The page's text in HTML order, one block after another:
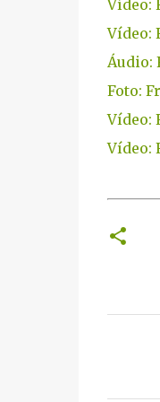
Vídeo:
Vídeo:
Áudio:
Foto:
Vídeo:
Vídeo: